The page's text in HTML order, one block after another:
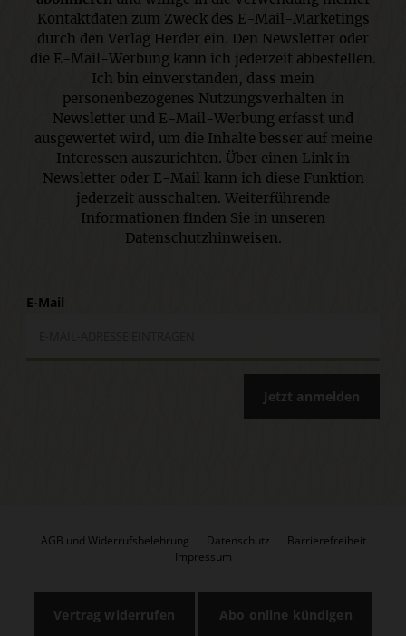
Kontaktdaten zum Zweck des E-Mail-Marketings
durch den Verlag Herder ein. Den Newsletter oder
die E-Mail-Werbung kann ich jederzeit abbestellen.
Ich bin einverstanden, dass mein
personenbezogenes Nutzungsverhalten in
Newsletter und E-Mail-Werbung erfasst und
ausgewertet wird, um die Inhalte besser auf meine
Interessen auszurichten. Über einen Link in
Newsletter oder E-Mail kann ich diese Funktion
jederzeit ausschalten. Weiterführende
Informationen finden Sie in unseren
Datenschutzhinweisen.
E-Mail
Jetzt anmelden
AGB und Widerrufsbelehrung Datenschutz
Barrierefreiheit
Impressum
Vertrag widerrufen Abo online kündigen